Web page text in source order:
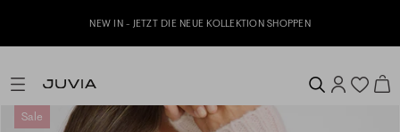
NEW IN - JETZT DIE NEUE KOLLEKTION SHOPPEN
Sale